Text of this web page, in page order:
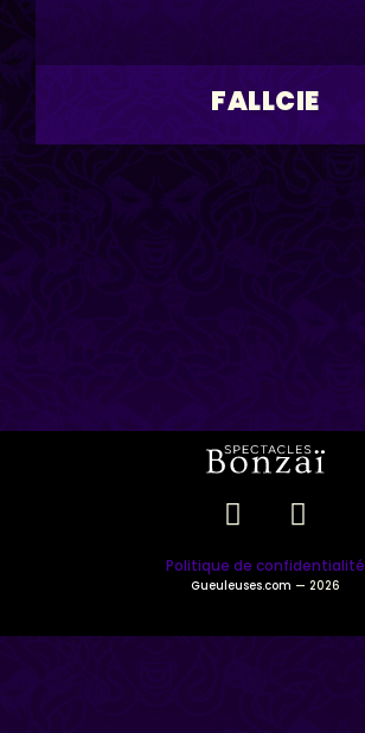
FALLCIE
Politique de confidentialité
Gueuleuses.com — 2026